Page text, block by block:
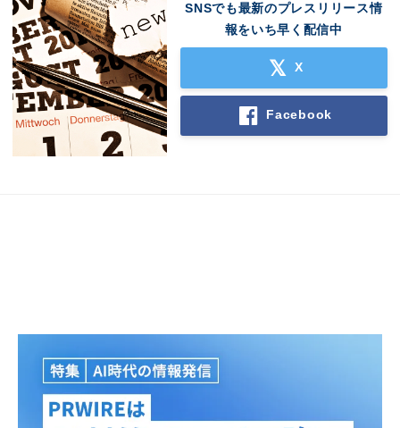
SNSでも最新のプレスリリース情
報をいち早く配信中
X
Facebook